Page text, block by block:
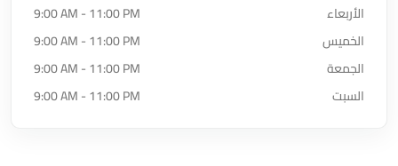
الأربعاء
9:00 AM - 11:00 PM
الخميس
9:00 AM - 11:00 PM
الجمعة
9:00 AM - 11:00 PM
السبت
9:00 AM - 11:00 PM